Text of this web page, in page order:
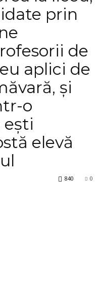
prin
de
aplici de
și
o
ești
elevă
0
840